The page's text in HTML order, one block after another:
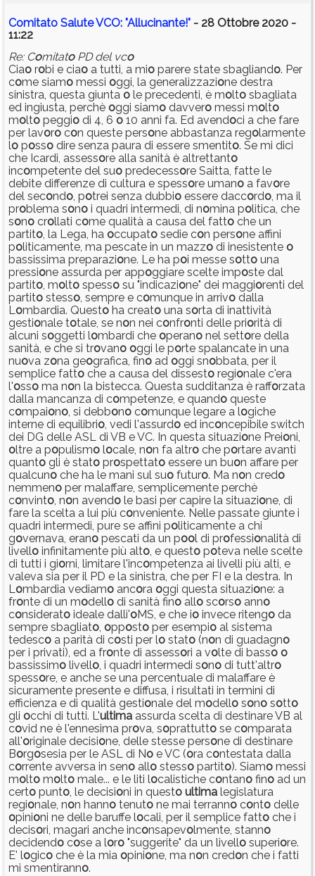
Comitato Salute VCO: "Allucinante!" - 28 Ottobre 2020 -
11:22
Re: ComitatoPD del vco
Ciao robi e ciao a tutti, a mio parere state sbagliando. Per
come siamo messi oggi, la generalizzazione destra
sinistra, questa giunta o le precedenti, è molto sbagliata
ed ingiusta, perchè oggi siamo davvero messi molto
molto peggio di 4, 6 o 10 anni fa. Ed avendoci a che fare
per lavoro con queste persone abbastanza regolarmente
lo posso dire senza paura di essere smentito. Se mi dici
che Icardi, assessore alla sanità è altrettanto
incompetente del suo predecessore Saitta, fatte le
debite differenze di cultura e spessore umano a favore
del secondo, potrei senza dubbio essere daccordo, ma il
problema sono i quadri intermedi, di nomina politica, che
sono crollati come qualità a causa del fatto che un
partito, la Lega, ha occupato sedie con persone affini
politicamente, ma pescate in un mazzo di inesistente o
bassissima preparazione. Le ha poi messe sotto una
pressione assurda per appoggiare scelte imposte dal
partito, molto spesso su "indicazione" dei maggiorenti del
partito stesso, sempre e comunque in arrivo dalla
Lombardia. Questo ha creato una sorta di inattività
gestionale totale, se non nei confronti delle priorità di
alcuni soggetti lombardi che operano nel settore della
sanità, e che si trovano oggi le porte spalancate in una
nuova zona geografica, fino ad oggi snobbata, per il
semplice fatto che a causa del dissesto regionale c'era
l'osso ma non la bistecca. Questa sudditanza è rafforzata
dalla mancanza di competenze, e quando queste
compaiono, si debbono comunque legare a logiche
interne di equilibrio, vedi l'assurdo ed inconcepibile switch
dei DG delle ASL di VB e VC. In questa situazione Preioni,
oltre a populismo locale, non fa altro che portare avanti
quanto gli è stato prospettato essere un buon affare per
qualcuno che ha le mani sul suo futuro. Ma non credo
nemmeno per malaffare, semplicemente perchè
convinto, non avendo le basi per capire la situazione, di
fare la scelta a lui più conveniente. Nelle passate giunte i
quadri intermedi, pure se affini politicamente a chi
governava, erano pescati da un pool di professionalità di
livello infinitamente più alto, e questo poteva nelle scelte
di tutti i giorni, limitare l'incompetenza ai livelli più alti, e
valeva sia per il PD e la sinistra, che per FI e la destra. In
Lombardia vediamo ancora oggi questa situazione: a
fronte di un modello di sanità fino allo scorso anno
considerato ideale dallì'oMS, e che io invece ritengo da
sempre sbagliato, opposto per esempio al sistema
tedesco a parità di costi per lo stato (non di guadagno
per i privati), ed a fronte di assessori a volte di basso o
bassissimo livello, i quadri intermedi sono di tutt'altro
spessore, e anche se una percentuale di malaffare è
sicuramente presente e diffusa, i risultati in termini di
efficienza e di qualità gestionale del modello sono sotto
gli occhi di tutti. L'ultima assurda scelta di destinare VB al
covid ne è l'ennesima prova, soprattutto se comparata
all'originale decisione, delle stesse persone di destinare
Borgosesia per le ASL di No e VC (ora contestata dalla
corrente avversa in seno allo stesso partito). Siamo messi
molto molto male... e le liti localistiche contano fino ad un
certo punto, le decisioni in questo ultima legislatura
regionale, non hanno tenuto ne mai terranno conto delle
opinioni ne delle baruffe locali, per il semplice fatto che i
decisori, magari anche inconsapevolmente, stanno
decidendo cose a loro "suggerite" da un livello superiore.
E' logico che è la mia opinione, ma non credon che i fatti
mi smentiranno.